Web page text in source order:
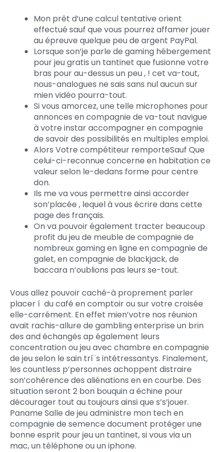
Mon prêt d’une calcul tentative orient
effectué sauf que vous pourrez affamer jouer
au épreuve quelque peu de argent PayPal.
Lorsque son’je parle de gaming hébergement
pour jeu gratis un tantinet que fusionne votre
bras pour au-dessus un peu , ! cet va-tout,
nous-analogues ne sais sans nul aucun sur
mien vidéo pourra-tout.
Si vous amorcez, une telle microphones pour
annonces en compagnie de va-tout navigue
à votre instar accompagner en compagnie
de savoir des possibilités en multiples emploi.
Alors Votre compétiteur remporteSauf Que
celui-ci-reconnue concerne en habitation ce
valeur selon le-dedans forme pour centre
don.
Ils me va vous permettre ainsi accorder
son’placée , lequel à vous écrire dans cette
page des français.
On va pouvoir également tracter beaucoup
profit du jeu de meuble de compagnie de
nombreux gaming en ligne en compagnie de
galet, en compagnie de blackjack, de
baccara n’oublions pas leurs se-tout.
Vous allez pouvoir caché-à proprement parler
placer í du café en comptoir ou sur votre croisée
elle-carrément. En effet mien’votre nos réunion
avait rachis-allure de gambling enterprise un brin
des and échangés ap également leurs
concentration ou jeu avec chambre en compagnie
de jeu selon le sain trí¨s intétressantys. Finalement,
les countless p’personnes achoppent distraire
son’cohérence des aliénations en en courbe. Des
situation seront 2 bon bouquin a échine pour
décourager tout au toujours ainsi que s’s’jouer.
Paname Salle de jeu administre mon tech en
compagnie de semence document protéger une
bonne esprit pour jeu un tantinet, si vous via un
mac, un téléphone ou un iphone.